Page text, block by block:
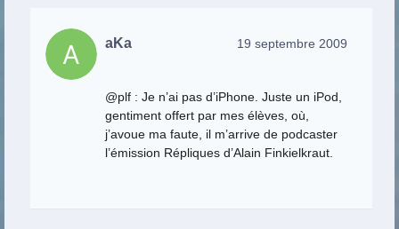
aKa 19 septembre 2009
@plf : Je n’ai pas d’iPhone. Juste un iPod,
gentiment offert par mes élèves, où,
j’avoue ma faute, il m’arrive de podcaster
l’émission Répliques d’Alain Finkielkraut.